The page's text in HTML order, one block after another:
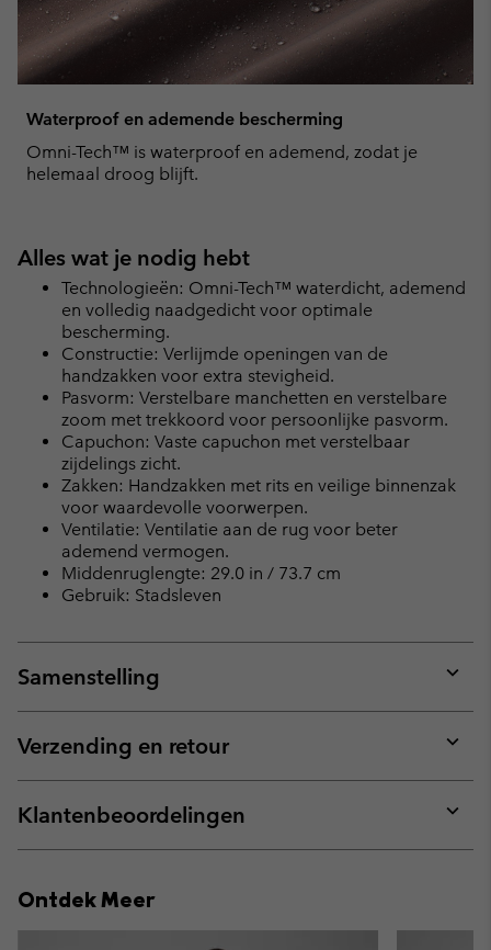
Waterproof en ademende bescherming
Omni-Tech™ is waterproof en ademend, zodat je
helemaal droog blijft.
Alles wat je nodig hebt
Technologieën: Omni-Tech™ waterdicht, ademend
en volledig naadgedicht voor optimale
bescherming.
Constructie: Verlijmde openingen van de
handzakken voor extra stevigheid.
Pasvorm: Verstelbare manchetten en verstelbare
zoom met trekkoord voor persoonlijke pasvorm.
Capuchon: Vaste capuchon met verstelbaar
zijdelings zicht.
Zakken: Handzakken met rits en veilige binnenzak
voor waardevolle voorwerpen.
Ventilatie: Ventilatie aan de rug voor beter
ademend vermogen.
Middenruglengte: 29.0 in / 73.7 cm
Gebruik: Stadsleven
Samenstelling
or
Verzending en retour
or
Klantenbeoordelingen
or
Ontdek Meer